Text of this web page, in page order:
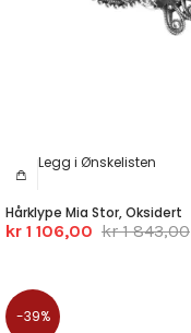
Legg i Ønskelisten
Hårklype Mia Stor, Oksidert
kr 1 106,00 kr 1 843,00
-39%